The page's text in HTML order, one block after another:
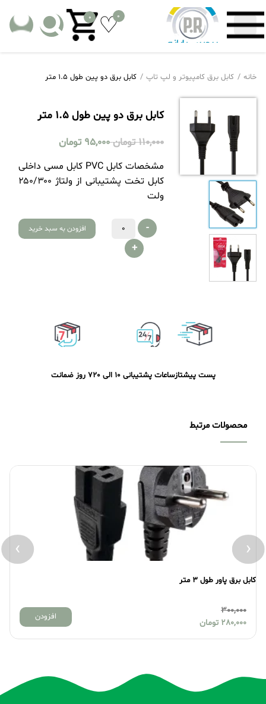
0
0
خانه کابل برق کامپیوتر و لپ تاپ کابل برق دو پین طول 1.5 متر
کابل برق دو پین طول 1.5 متر
110,000 تومان 95,000 تومان
مشخصات کابل PVC کابل مسی داخلی
کابل تخت پشتیبانی از ولتاژ ۲۵۰/۳۰۰
ولت
-
+
افزودن به سبد خرید
پست پیشتازساعات پشتیبانی 10 الی 20 7 روز ضمانت
محصولات مرتبط
کابل برق پاور طول 3 متر
300,000
280,000 تومان
افزودن
‹
›